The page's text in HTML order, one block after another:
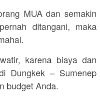
MUA dan semakin
ditangani, maka
karena biaya dan
Dungkek – Sumenep
budget Anda.